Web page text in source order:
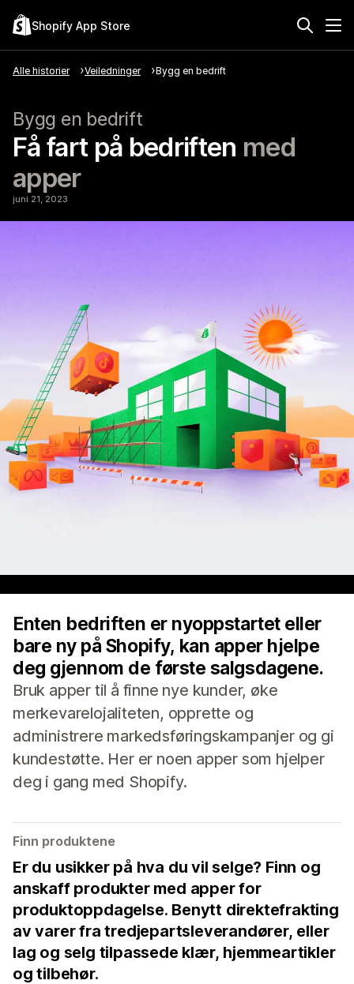
Shopify App Store
Alle historier Veiledninger Bygg en bedrift
Bygg en bedrift
Få fart på bedriften med
apper
juni 21, 2023
Enten bedriften er nyoppstartet eller
bare ny på Shopify, kan apper hjelpe
deg gjennom de første salgsdagene.
Bruk apper til å finne nye kunder, øke
merkevarelojaliteten, opprette og
administrere markedsføringskampanjer og gi
kundestøtte. Her er noen apper som hjelper
deg i gang med Shopify.
Finn produktene
Er du usikker på hva du vil selge? Finn og
anskaff produkter med apper for
produktoppdagelse. Benytt direktefrakting
av varer fra tredjepartsleverandører, eller
lag og selg tilpassede klær, hjemmeartikler
og tilbehør.